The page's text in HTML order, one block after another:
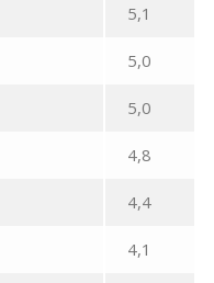
5,1
5,0
5,0
4,8
4,4
4,1